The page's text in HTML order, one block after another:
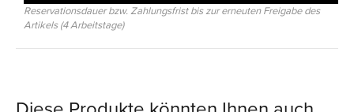
Reservationsdauer bzw. Zahlungsfrist bis zur erneuten Freigabe des
Artikels (4 Arbeitstage)